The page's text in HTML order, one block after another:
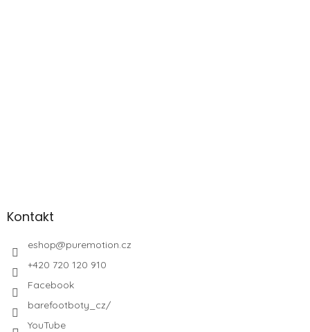
Kontakt
eshop@puremotion.cz
+420 720 120 910
Facebook
barefootboty_cz/
YouTube